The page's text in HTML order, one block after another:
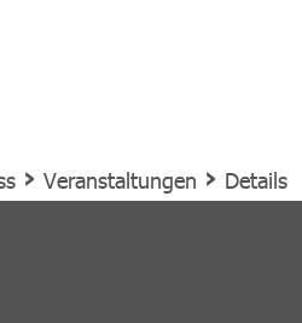
› Veranstaltungen › Details